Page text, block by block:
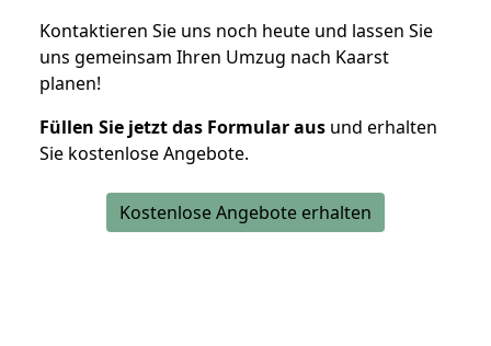
Kontaktieren Sie uns noch heute und lassen Sie
uns gemeinsam Ihren Umzug nach Kaarst
planen!
Füllen Sie jetzt das Formular aus und erhalten
Sie kostenlose Angebote.
Kostenlose Angebote erhalten